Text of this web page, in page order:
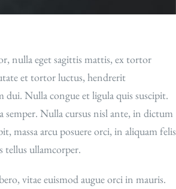
nulla eget sagittis mattis, ex tortor
et tortor luctus, hendrerit
Nulla congue et ligula quis suscipit.
semper. Nulla cursus nisl ante, in dictum
massa arcu posuere orci, in aliquam felis
tellus ullamcorper.
vitae euismod augue orci in mauris.